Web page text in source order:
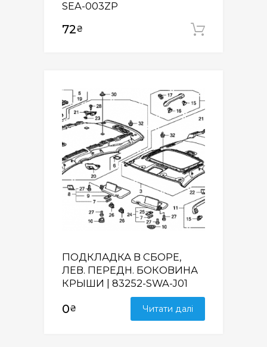
SEA-003ZP
72₴
ПОДКЛАДКА В СБОРЕ,
ЛЕВ. ПЕРЕДН. БОКОВИНА
КРЫШИ | 83252-SWA-J01
0₴ Читати далі